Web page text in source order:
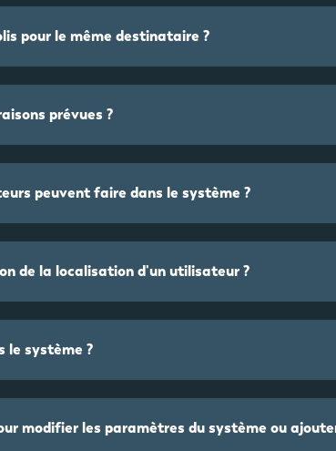
pour le même destinataire ?
prévues ?
peuvent faire dans le système ?
de la localisation d'un utilisateur ?
le système ?
modifier les paramètres du système ou